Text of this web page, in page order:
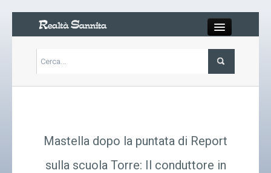
Mastella dopo la puntata di Report
sulla scuola Torre: Il conduttore in